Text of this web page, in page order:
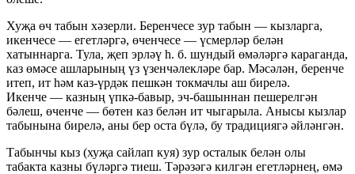
Хуҗа өч табын хәзерли. Беренчесе зур табын — кызларга,
икенчесе — егетләргә, өченчесе — үсмерләр белән
хатыннарга. Тула, җеп эрләү һ. б. шундый өмәләргә караганда,
каз өмәсе ашларының үз үзенчәлекләре бар. Мәсәлән, беренче
итеп, ит һәм каз-үрдәк пешкән токмачлы аш бирелә.
Икенче — казның үпкә-бавыр, эч-башыннан пешерелгән
бәлеш, өченче — бөтен каз белән ит чыгарыла. Анысы кызлар
табынына бирелә, аны бер оста бүлә, бу традициягә әйләнгән.
Табынчы кыз (хуҗа сайлап куя) зур осталык белән олы
табакта казны бүләргә тиеш. Тәрәзәгә килгән егетләрнең, өмә